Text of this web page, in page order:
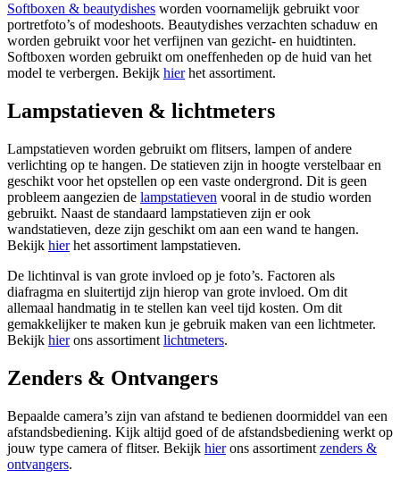
Softboxen & beautydishes worden voornamelijk gebruikt voor
portretfoto’s of modeshoots. Beautydishes verzachten schaduw en
worden gebruikt voor het verfijnen van gezicht- en huidtinten.
Softboxen worden gebruikt om oneffenheden op de huid van het
model te verbergen. Bekijk hierhet assortiment.
Lampstatieven & lichtmeters
Lampstatieven worden gebruikt om flitsers, lampen of andere
verlichting op te hangen. De statieven zijn in hoogte verstelbaar en
geschikt voor het opstellen op een vaste ondergrond. Dit is geen
probleem aangezien de lampstatieven vooral in de studio worden
gebruikt. Naast de standaard lampstatieven zijn er ook
wandstatieven, deze zijn geschikt om aan een wand te hangen.
Bekijk hierhet assortiment lampstatieven.
De lichtinval is van grote invloed op je foto’s. Factoren als
diafragma en sluitertijd zijn hierop van grote invloed. Om dit
allemaal handmatig in te stellen kan veel tijd kosten. Om dit
gemakkelijker te maken kun je gebruik maken van een lichtmeter.
Bekijk hierons assortiment lichtmeters.
Zenders & Ontvangers
Bepaalde camera’s zijn van afstand te bedienen doormiddel van een
afstandsbediening. Kijk altijd goed of de afstandsbediening werkt op
jouw type camera of flitser. Bekijk hierons assortiment zenders &
ontvangers.